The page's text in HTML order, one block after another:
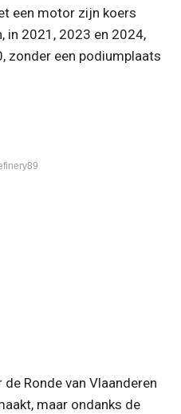
een motor zijn koers
in 2021, 2023 en 2024,
zonder een podiumplaats
Ronde van Vlaanderen
maar ondanks de